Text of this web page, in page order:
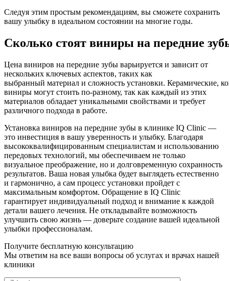
Следуя этим простым рекомендациям, вы сможете сохранить
вашу улыбку в идеальном состоянии на многие годы.
Сколько стоят виниры на передние
Цена виниров на передние зубы варьируется и зависит от
нескольких ключевых аспектов, таких как
выбранный материал и сложность установки. Керамические,
виниры могут стоить по-разному, так как каждый из этих
материалов обладает уникальными свойствами и требует
различного подхода в работе.
Установка виниров на передние зубы в клинике IQ Clinic —
это инвестиция в вашу уверенность и улыбку. Благодаря
высококвалифицированным специалистам и использованию
передовых технологий, мы обеспечиваем не только
визуальное преображение, но и долговременную сохранность
результатов. Ваша новая улыбка будет выглядеть естественно
и гармонично, а сам процесс установки пройдет с
максимальным комфортом. Обращение в IQ Clinic
гарантирует индивидуальный подход и внимание к каждой
детали вашего лечения. Не откладывайте возможность
улучшить свою жизнь — доверьте создание вашей идеальной
улыбки профессионалам.
Получите бесплатную консультацию
Мы ответим на все ваши вопросы об услугах и врачах нашей
клиники